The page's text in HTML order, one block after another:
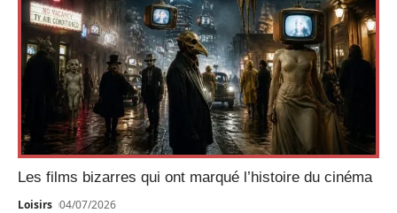
Les films bizarres qui ont marqué l’histoire du cinéma
Loisirs 04/07/2026